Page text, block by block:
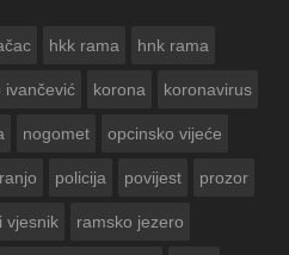
hkk rama hnk rama
ivančević korona koronavirus
nogomet opcinsko vijeće
policija povijest prozor
vjesnik ramsko jezero